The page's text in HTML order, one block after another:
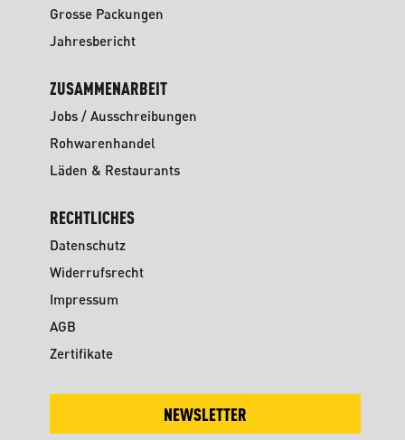
Grosse Packungen
Jahresbericht
ZUSAMMENARBEIT
Jobs / Ausschreibungen
Rohwarenhandel
Läden & Restaurants
RECHTLICHES
Datenschutz
Widerrufsrecht
Impressum
AGB
Zertifikate
NEWSLETTER